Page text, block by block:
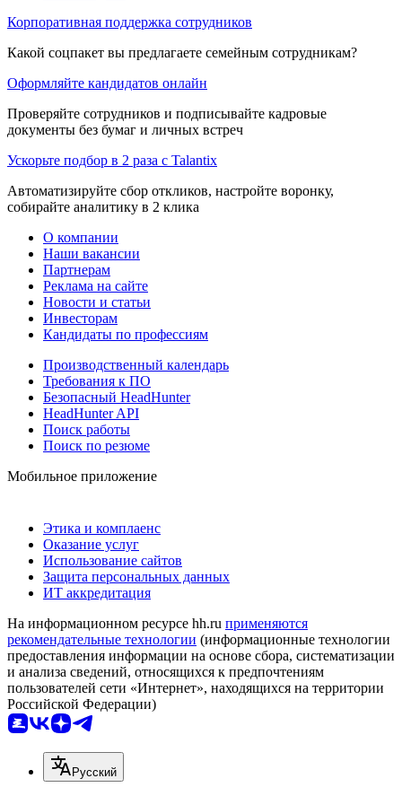
Корпоративная поддержка сотрудников
Какой соцпакет вы предлагаете семейным сотрудникам?
Оформляйте кандидатов онлайн
Проверяйте сотрудников и подписывайте кадровые
документы без бумаг и личных встреч
Ускорьте подбор в 2 раза с Talantix
Автоматизируйте сбор откликов, настройте воронку,
собирайте аналитику в 2 клика
О компании
Наши вакансии
Партнерам
Реклама на сайте
Новости и статьи
Инвесторам
Кандидаты по профессиям
Производственный календарь
Требования к ПО
Безопасный HeadHunter
HeadHunter API
Поиск работы
Поиск по резюме
Мобильное приложение
Этика и комплаенс
Оказание услуг
Использование сайтов
Защита персональных данных
ИТ аккредитация
На информационном ресурсе hh.ru применяются
рекомендательные технологии (информационные технологии
предоставления информации на основе сбора, систематизации
и анализа сведений, относящихся к предпочтениям
пользователей сети «Интернет», находящихся на территории
Российской Федерации)
Русский